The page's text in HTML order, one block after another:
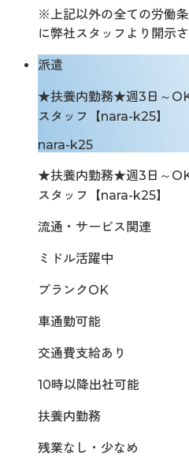
※上記以外の全ての労働
に弊社スタッフより開示
派遣
★扶養内勤務★週3日～
スタッフ【nara-k25】
nara-k25
★扶養内勤務★週3日～
スタッフ【nara-k25】
流通・サービス関連
ミドル活躍中
ブランクOK
車通勤可能
交通費支給あり
10時以降出社可能
扶養内勤務
残業なし・少なめ